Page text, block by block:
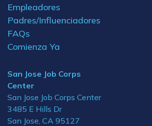
Empleadores
Padres/Influenciadores
FAQs
Comienza Ya
San Jose Job Corps
Center
San Jose Job Corps Center
3485 E Hills Dr
San Jose, CA 95127